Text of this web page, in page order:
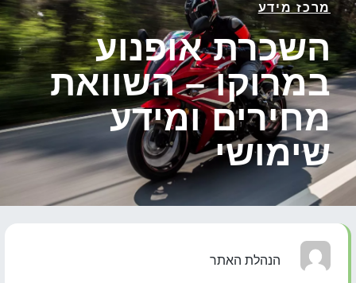
מרכז מידע
השכרת אופנוע
במרוקו – השוואת
מחירים ומידע
שימושי
הנהלת האתר